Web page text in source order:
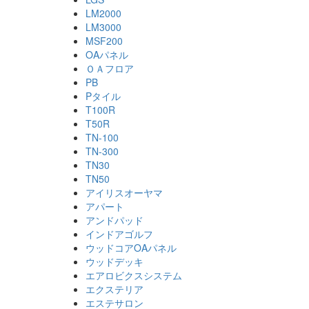
LM2000
LM3000
MSF200
OAパネル
ＯＡフロア
PB
Pタイル
T100R
T50R
TN-100
TN-300
TN30
TN50
アイリスオーヤマ
アパート
アンドパッド
インドアゴルフ
ウッドコアOAパネル
ウッドデッキ
エアロビクスシステム
エクステリア
エステサロン